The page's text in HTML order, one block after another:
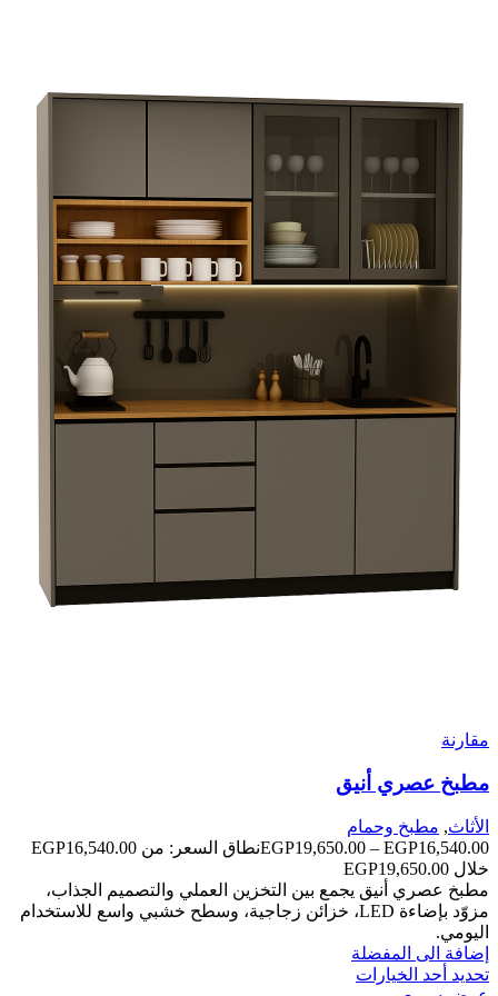
مقارنة
مطبخ عصري أنيق
الأثاث, مطبخ وحمام
EGP16,540.00
–
EGP19,650.00
خلال ⁦EGP19,650.00⁩
مطبخ عصري أنيق يجمع بين التخزين العملي والتصميم الجذاب،
مزوّد بإضاءة LED، خزائن زجاجية، وسطح خشبي واسع للاستخدام
اليومي.
إضافة الى المفضلة
تحديد أحد الخيارات